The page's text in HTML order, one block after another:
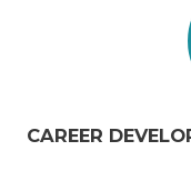
CAREER